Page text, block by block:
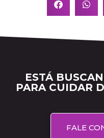
ESTÁ
PARA CUIDAR
FALE